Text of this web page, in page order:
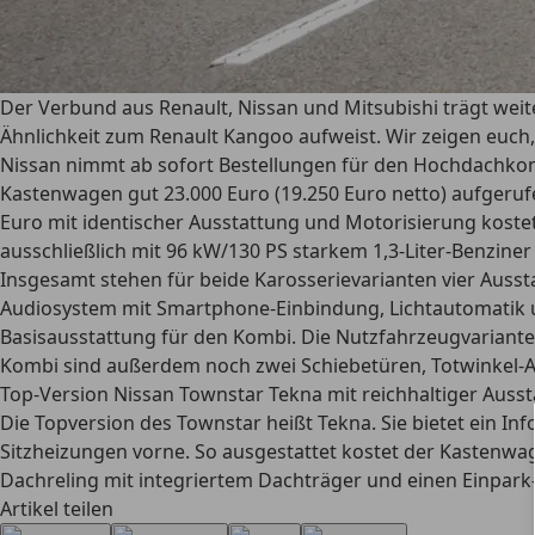
Der Verbund aus Renault, Nissan und Mitsubishi trägt
Ähnlichkeit zum Renault Kangoo aufweist. Wir zeigen
Nissan nimmt ab sofort Bestellungen für den
Kastenwagen gut 23.000 Euro (19.250 Euro netto)
Euro mit identischer Ausstattung und Motorisierung
ausschließlich mit 96 kW/130 PS starkem 1,3-Liter-
Insgesamt stehen für beide Karosserievarianten vier
Audiosystem mit Smartphone-Einbindung,
Basisausstattung für den Kombi. Die
Kombi sind außerdem noch zwei Schiebetüren,
Top-Version Nissan Townstar Tekna mit reichhaltiger
Die Topversion des Townstar heißt Tekna. Sie bietet ein
Sitzheizungen vorne. So ausgestattet kostet der
Dachreling mit integriertem Dachträger und einen
Artikel teilen